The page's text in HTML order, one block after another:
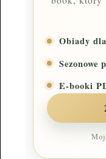
Obiady
Sezonowe
E-booki